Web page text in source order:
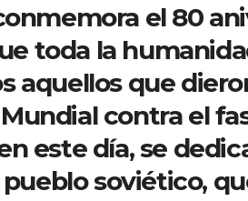
el 80
toda la
aquellos que
contra el
este día, se
soviético,